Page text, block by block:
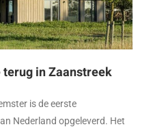
in Zaanstreek
is de eerste
Nederland opgeleverd. Het